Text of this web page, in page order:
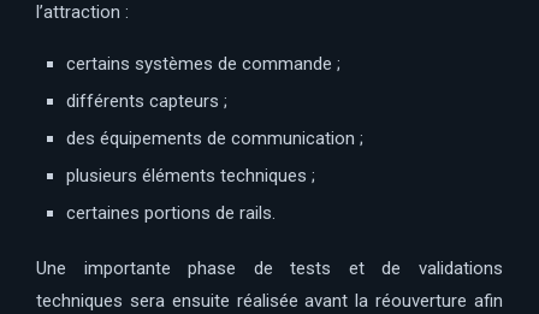
l’attraction :
certains systèmes de commande ;
différents capteurs ;
des équipements de communication ;
plusieurs éléments techniques ;
certaines portions de rails.
Une importante phase de tests et de validations
techniques sera ensuite réalisée avant la réouverture afin